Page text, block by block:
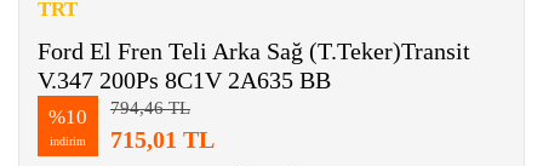
TRT
Ford El Fren Teli Arka Sağ (T.Teker)Transit
V.347 200Ps 8C1V 2A635 BB
%10
indirim
794,46 TL
715,01 TL